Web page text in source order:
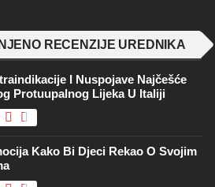
RECENZIJE UREDNIKA
I Nuspojave Najčešće
Protuupalnog Lijeka U Italiji
Kako Bi Djeci Rekao O Svojim